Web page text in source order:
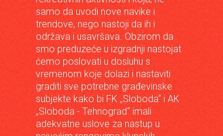
samo da uvodi nove navike i
trendove, nego nastoji da ih i
održava i usavršava. Obzirom da
smo preduzeće u izgradnji nastojat
ćemo poslovati u dosluhu s
vremenom koje dolazi i nastaviti
graditi sve potrebne građevinske
subjekte kako bi FK „Sloboda“ i AK
„Sloboda - Tehnograd“ imali
adekvatne uslove za nastup u